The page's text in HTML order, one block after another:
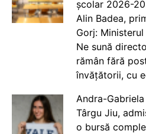
școlar 2026-
Alin Badea,
Gorj:
Ne sună
rămân fără
învățătorii, cu
Andra-
Târgu Jiu,
o bursă